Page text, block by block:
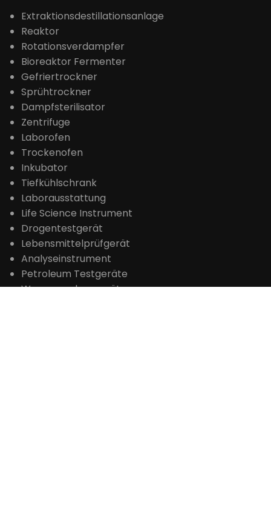
Extraktionsdestillationsanlage
Reaktor
Rotationsverdampfer
Bioreaktor Fermenter
Gefriertrockner
Sprühtrockner
Dampfsterilisator
Zentrifuge
Laborofen
Trockenofen
Inkubator
Tiefkühlschrank
Laborausstattung
Life Science Instrument
Drogentestgerät
Lebensmittelprüfgerät
Analyseinstrument
Petroleum Testgeräte
Wasseranalysegerät